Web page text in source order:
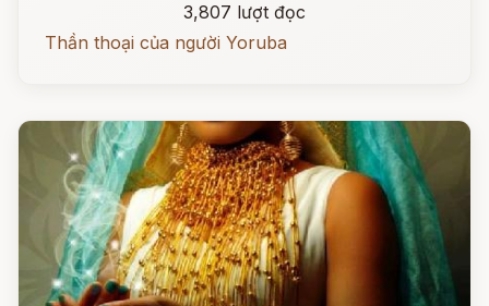
3,807 lượt đọc
Thần thoại của người Yoruba